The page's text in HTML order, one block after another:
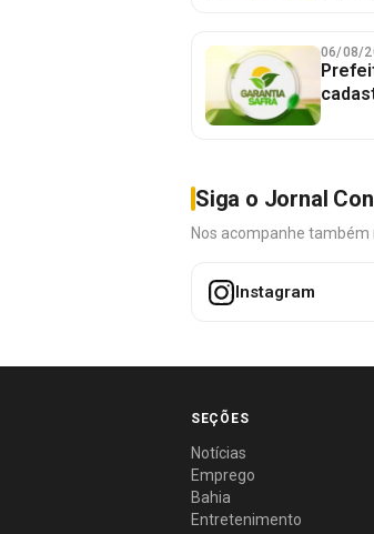
06/08/
Siga o Jornal
Nos acompanhe também
Instagram
SEÇÕES
Notícias
Emprego
Bahia
Entretenimento